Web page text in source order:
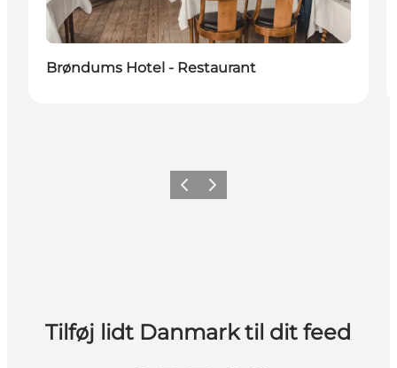
Brøndums Hotel - Restaurant
ForrigeNæste
Tilføj lidt Danmark til dit feed